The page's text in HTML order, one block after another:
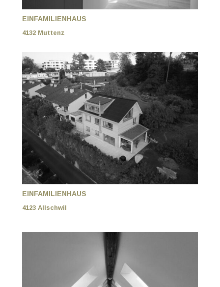
EINFAMILIENHAUS
4132 Muttenz
EINFAMILIENHAUS
4123 Allschwil